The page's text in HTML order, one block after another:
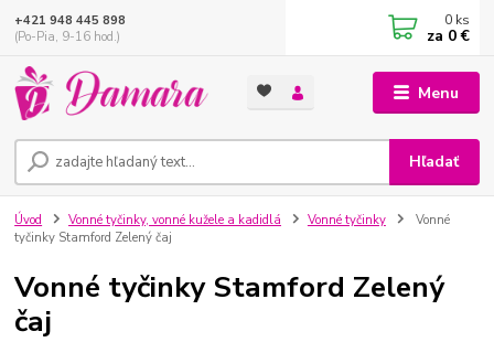
Menu
Hľadať
+421 948 445 898
(Po-Pia, 9-16 hod.)
0 ks
za 0 €
Úvod Vonné tyčinky, vonné kužele a kadidlá Vonné tyčinky
Vonné
tyčinky Stamford Zelený čaj
Vonné tyčinky Stamford Zelený
čaj